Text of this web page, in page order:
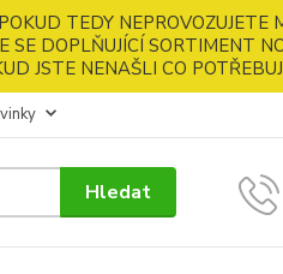
TEDY
DOPLŇUJÍCÍ SORTIMENT
JSTE NENAŠLI CO
Hledat